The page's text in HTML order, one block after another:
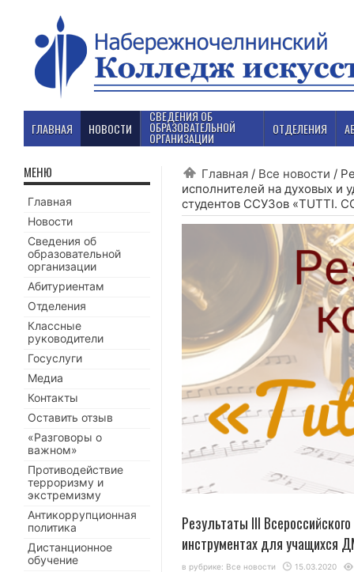
ГЛАВНАЯ НОВОСТИ
СВЕДЕНИЯ ОБ
ОБРАЗОВАТЕЛЬНОЙ
ОРГАНИЗАЦИИ
ОТДЕЛЕНИЯ
Главная / Все новости /
исполнителей на духовых
студентов ССУЗов «TUTTI.
Результаты III
инструментах для учащихся
в рубрике: Все новости 15.03.2020
МЕНЮ
Главная
Новости
Сведения об
образовательной
организации
Абитуриентам
Отделения
Классные
руководители
Госуслуги
Медиа
Контакты
Оставить отзыв
«Разговоры о
важном»
Противодействие
терроризму и
экстремизму
Антикоррупционная
политика
Дистанционное
обучение